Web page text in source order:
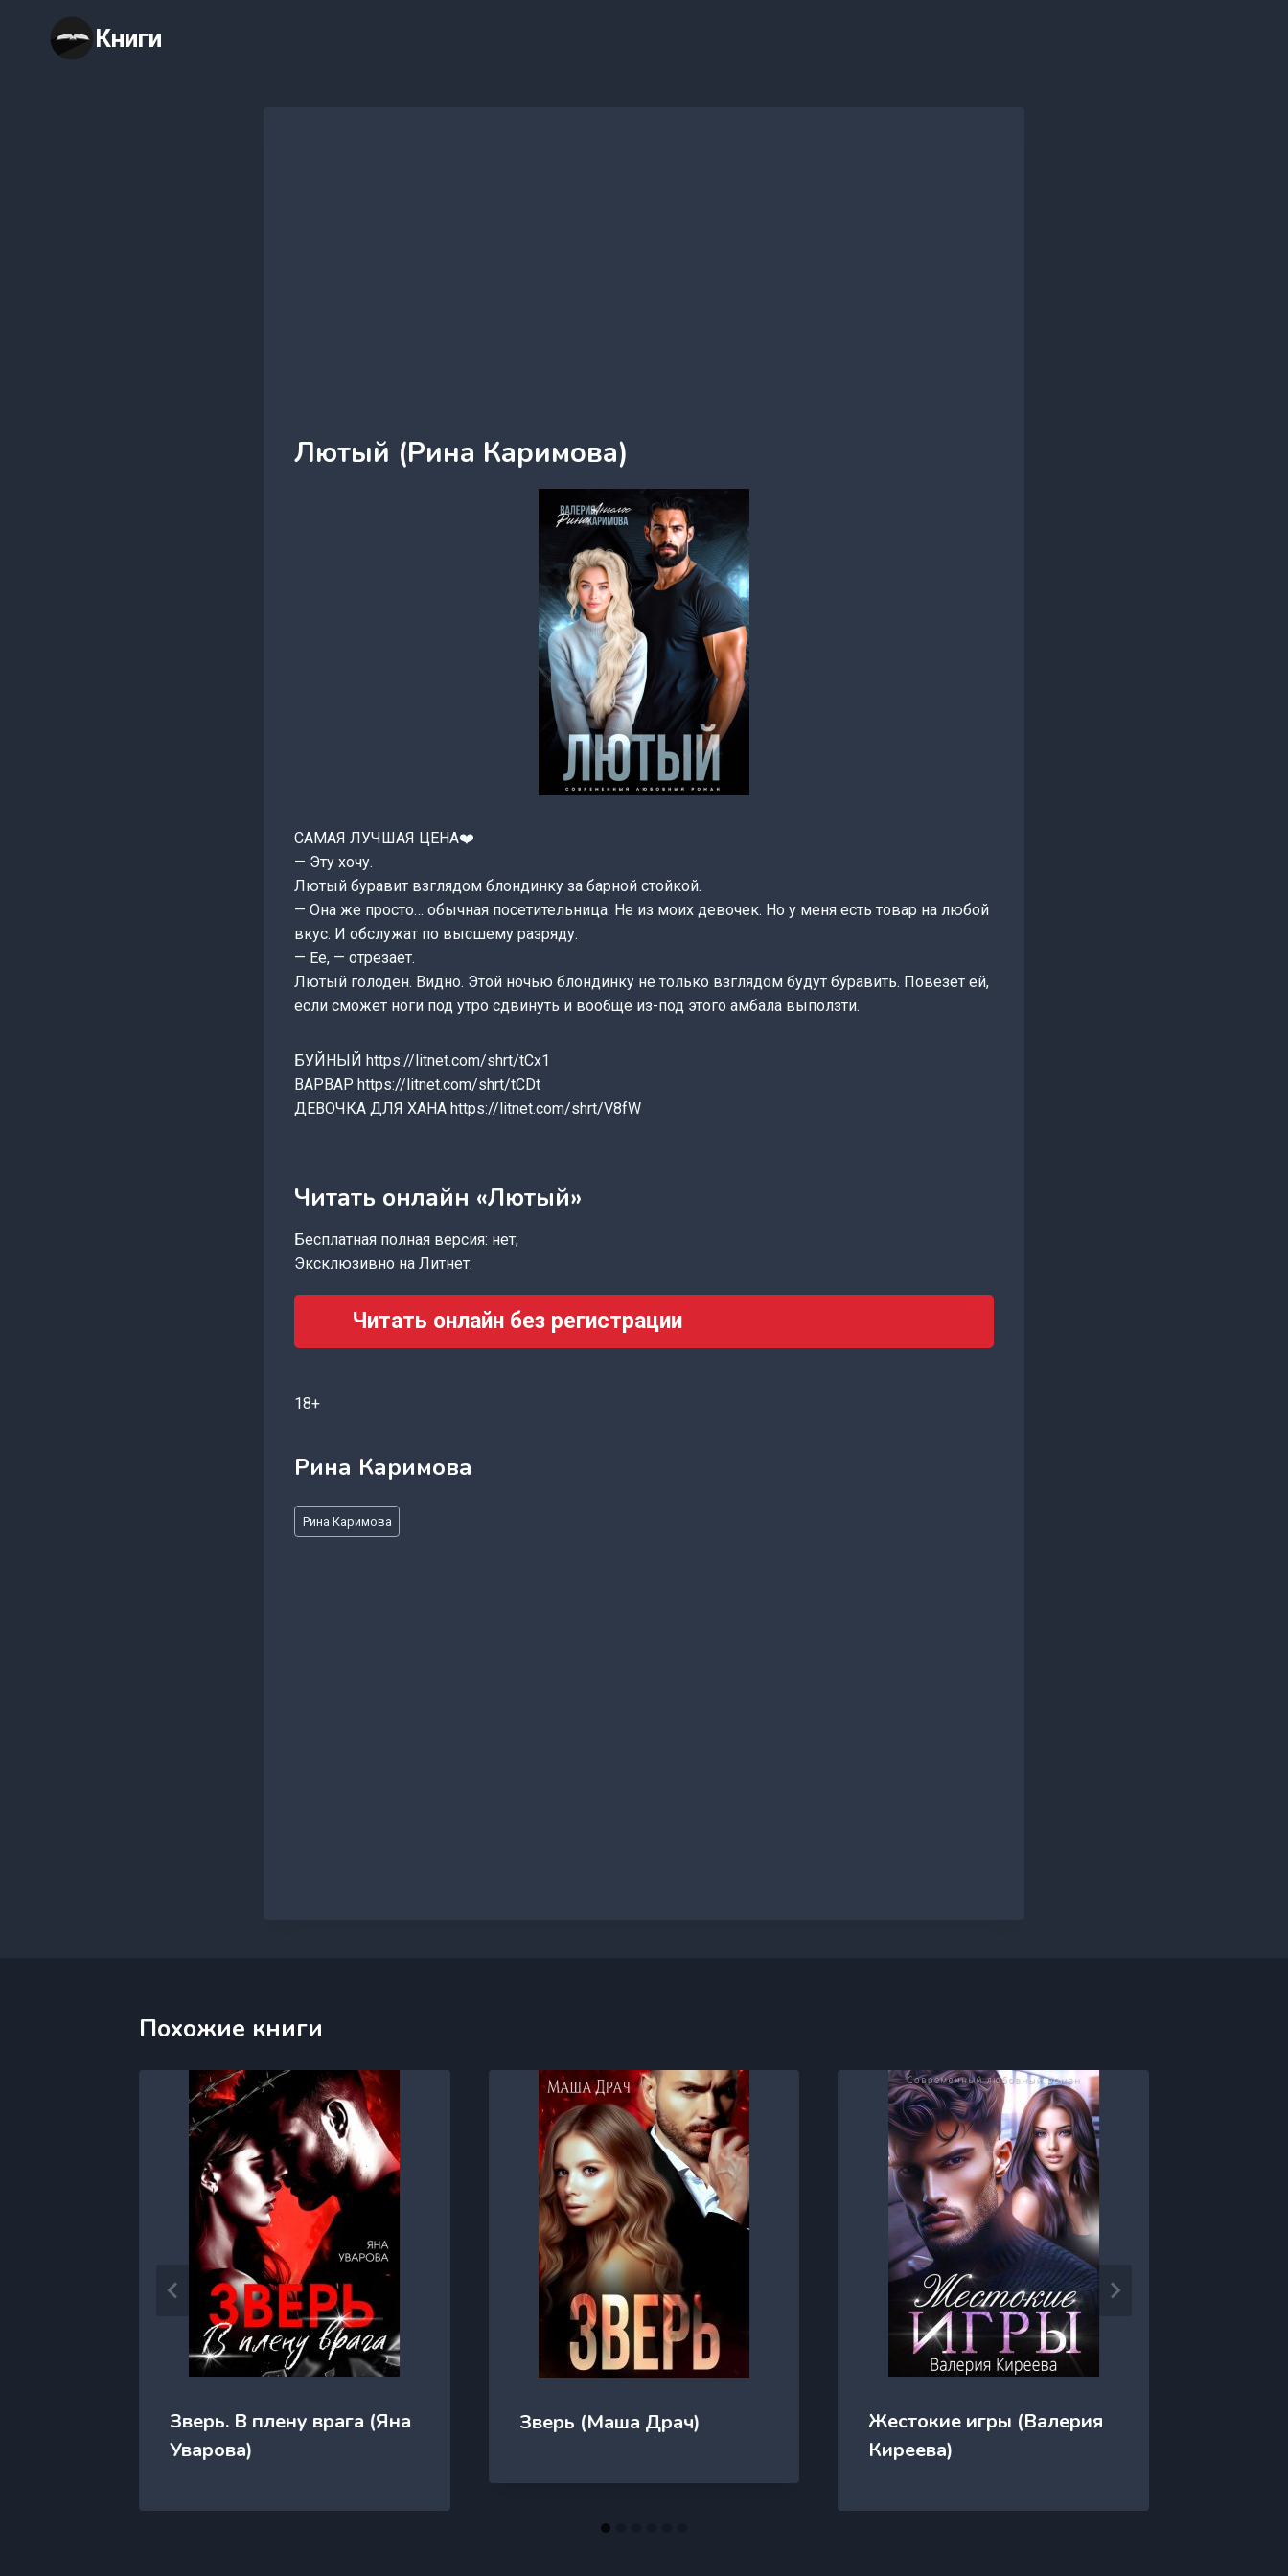
содержимому
Книги
Лютый (Рина Каримова)
САМАЯ ЛУЧШАЯ ЦЕНА❤️
— Эту хочу.
Лютый буравит взглядом блондинку за барной стойкой.
— Она же просто… обычная посетительница. Не из моих девочек. Но у меня есть товар на любой
вкус. И обслужат по высшему разряду.
— Ее, — отрезает.
Лютый голоден. Видно. Этой ночью блондинку не только взглядом будут буравить. Повезет ей,
если сможет ноги под утро сдвинуть и вообще из-под этого амбала выползти.
БУЙНЫЙ https://litnet.com/shrt/tCx1
ВАРВАР https://litnet.com/shrt/tCDt
ДЕВОЧКА ДЛЯ ХАНА https://litnet.com/shrt/V8fW
Читать онлайн «Лютый»
Бесплатная полная версия: нет;
Эксклюзивно на Литнет:
Читать онлайн без регистрации
18+
Рина Каримова
Метки
записи:
Рина Каримова
Похожие книги
Зверь. В плену врага (Яна
Уварова)
Зверь (Маша Драч)
Жестокие игры (Валерия
Киреева)